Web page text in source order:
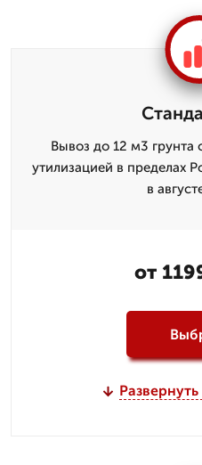
Вывоз до 12 м3 грунта
утилизацией в пределах
в
от